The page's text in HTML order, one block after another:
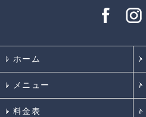
ホーム
メニュー
料金表